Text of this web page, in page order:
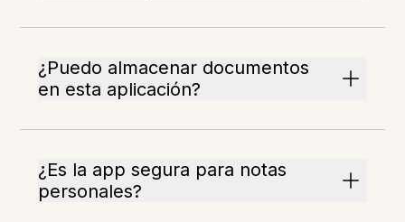
¿Puedo almacenar documentos
en esta aplicación?
¿Es la app segura para notas
personales?